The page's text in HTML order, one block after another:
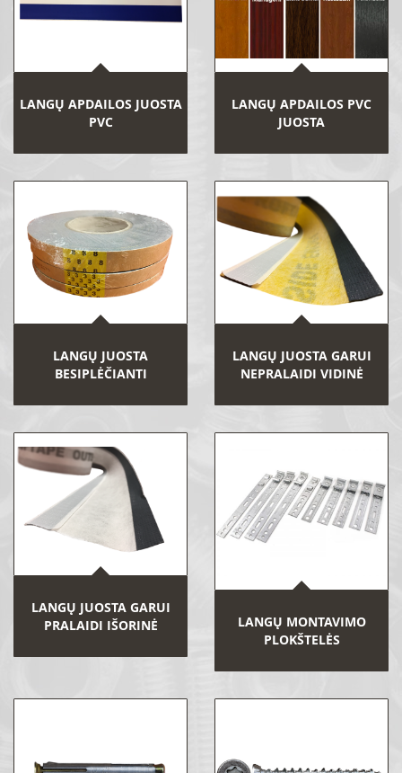
LANGŲ APDAILOS JUOSTA
PVC
LANGŲ APDAILOS PVC
JUOSTA
LANGŲ JUOSTA
BESIPLĖČIANTI
LANGŲ JUOSTA GARUI
NEPRALAIDI VIDINĖ
LANGŲ JUOSTA GARUI
PRALAIDI IŠORINĖ
LANGŲ MONTAVIMO
PLOKŠTELĖS